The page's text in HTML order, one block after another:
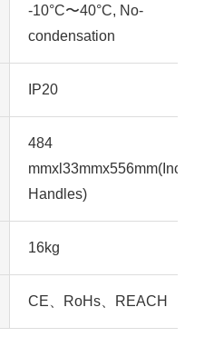
-10°C〜40°C, No-
condensation
IP20
484
Handles)
16kg
CE、RoHs、REACH